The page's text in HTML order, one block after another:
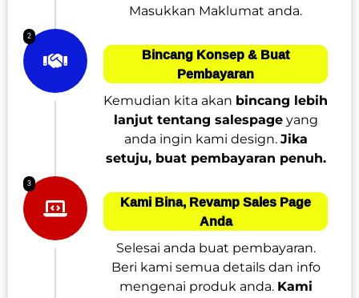
Masukkan Maklumat anda.
2
Bincang Konsep & Buat
Pembayaran
Kemudian kita akan bincang lebih
lanjut tentang salespageyang
anda ingin kami design. Jika
setuju, buat pembayaran penuh.
3
Kami Bina, Revamp Sales Page
Anda
Selesai anda buat pembayaran.
Beri kami semua details dan info
mengenai produk anda. Kami